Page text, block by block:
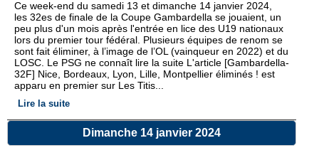
Ce week-end du samedi 13 et dimanche 14 janvier 2024,
les 32es de finale de la Coupe Gambardella se jouaient, un
peu plus d'un mois après l'entrée en lice des U19 nationaux
lors du premier tour fédéral. Plusieurs équipes de renom se
sont fait éliminer, à l’image de l’OL (vainqueur en 2022) et du
LOSC. Le PSG ne connaît lire la suite L'article [Gambardella-
32F] Nice, Bordeaux, Lyon, Lille, Montpellier éliminés ! est
apparu en premier sur Les Titis...
Lire la suite
Dimanche 14 janvier 2024